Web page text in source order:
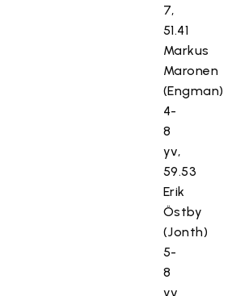
7,
51.41
Markus
Maronen
(Engman)
4-
8
yv,
59.53
Erik
Östby
(Jonth)
5-
8
yv